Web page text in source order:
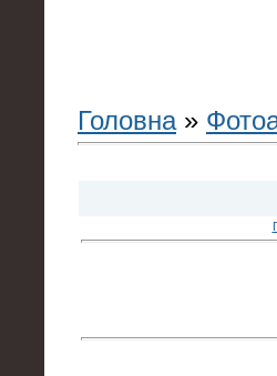
Головна»